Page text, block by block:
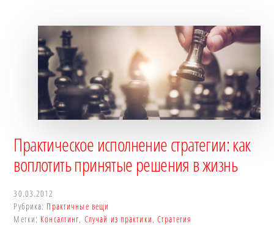
Практическое исполнение стратегии: как
воплотить принятые решения в жизнь
30.03.2012
Рубрика: Практичные вещи
Метки: Консалтинг, Случай из практики,Стратегия